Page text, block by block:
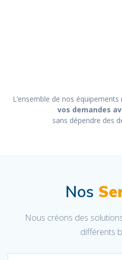
L’ensemble de nos
vos demandes
sans dépendre des
Nos
Nous créons des
différents